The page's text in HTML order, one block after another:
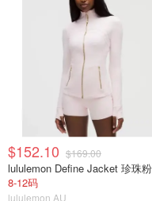
$152.10 $169.00
8-12码
lululemon AU